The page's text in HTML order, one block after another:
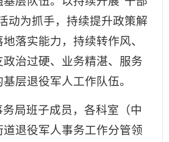
动为抓手，持续提升政策解
落实能力，持续转作风、
治过硬、业务精湛、服务
层退役军人工作队伍。
务局班子成员，各科室（中
退役军人事务工作分管领